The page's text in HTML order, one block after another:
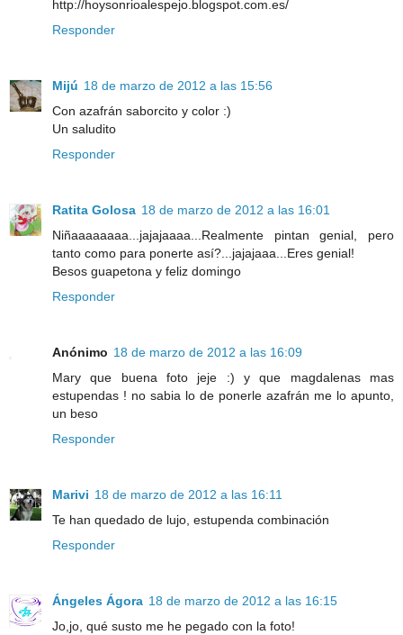
http://hoysonrioalespejo.blogspot.com.es/
Responder
Mijú 18 de marzo de 2012 a las 15:56
Con azafrán saborcito y color :)
Un saludito
Responder
Ratita Golosa 18 de marzo de 2012 a las 16:01
Niñaaaaaaaa...jajajaaaa...Realmente pintan genial, pero
tanto como para ponerte así?...jajajaaa...Eres genial!
Besos guapetona y feliz domingo
Responder
Anónimo 18 de marzo de 2012 a las 16:09
Mary que buena foto jeje :) y que magdalenas mas
estupendas ! no sabia lo de ponerle azafrán me lo apunto,
un beso
Responder
Marivi 18 de marzo de 2012 a las 16:11
Te han quedado de lujo, estupenda combinación
Responder
Ángeles Ágora 18 de marzo de 2012 a las 16:15
Jo,jo, qué susto me he pegado con la foto!